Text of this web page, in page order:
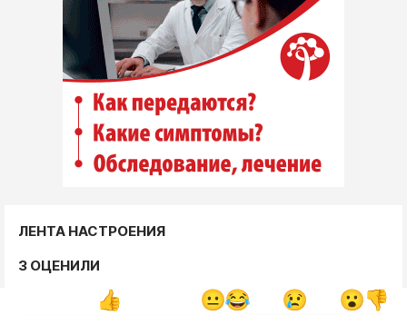
ЛЕНТА НАСТРОЕНИЯ
3 ОЦЕНИЛИ